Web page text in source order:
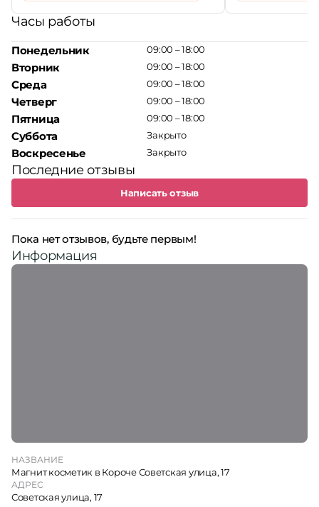
Часы работы
Понедельник
Вторник
Среда
Четверг
Пятница
Суббота
Воскресенье
09:00 – 18:00
09:00 – 18:00
09:00 – 18:00
09:00 – 18:00
09:00 – 18:00
Закрыто
Закрыто
Последние отзывы
Написать отзыв
Пока нет отзывов, будьте первым!
Информация
НАЗВАНИЕ
Магнит косметик в Короче Советская улица, 17
АДРЕС
Советская улица, 17